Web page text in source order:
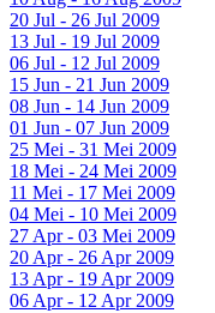
20 Jul - 26 Jul 2009
13 Jul - 19 Jul 2009
06 Jul - 12 Jul 2009
15 Jun - 21 Jun 2009
08 Jun - 14 Jun 2009
01 Jun - 07 Jun 2009
25 Mei - 31 Mei 2009
18 Mei - 24 Mei 2009
11 Mei - 17 Mei 2009
04 Mei - 10 Mei 2009
27 Apr - 03 Mei 2009
20 Apr - 26 Apr 2009
13 Apr - 19 Apr 2009
06 Apr - 12 Apr 2009